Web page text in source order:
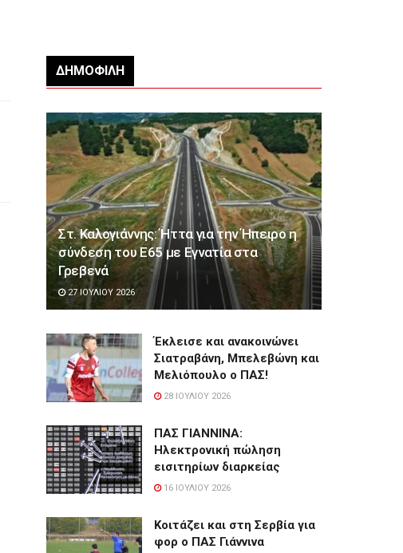
ΔΗΜΟΦΙΛΉ
Στ. Καλογιάννης: Ήττα για την Ήπειρο η
σύνδεση του Ε65 με Εγνατία στα
Γρεβενά
27 ΙΟΥΛΊΟΥ 2026
Έκλεισε και ανακοινώνει
Σιατραβάνη, Μπελεβώνη και
Μελιόπουλο ο ΠΑΣ!
28 ΙΟΥΛΊΟΥ 2026
ΠΑΣ ΓΙΑΝΝΙΝΑ:
Hλεκτρονική πώληση
εισιτηρίων διαρκείας
16 ΙΟΥΛΊΟΥ 2026
Κοιτάζει και στη Σερβία για
φορ ο ΠΑΣ Γιάννινα